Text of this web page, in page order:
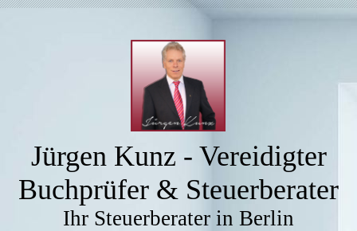
Jürgen Kunz - Vereidigter
Buchprüfer & Steuerberater
Ihr Steuerberater in Berlin